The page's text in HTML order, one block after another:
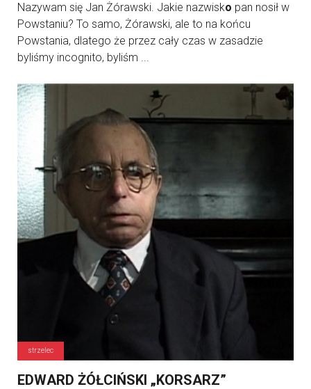
Nazywam się Jan Żórawski. Jakie nazwisko pan nosił w
Powstaniu? To samo, Żórawski, ale to na końcu
Powstania, dlatego że przez cały czas w zasadzie
byliśmy incognito, byliśm ...
strzelec
EDWARD ŻÓŁCIŃSKI „KORSARZ”